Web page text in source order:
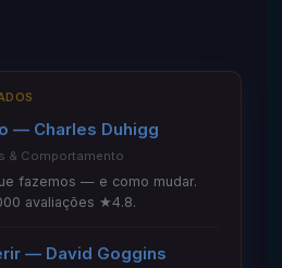
— Charles Duhigg
& Comportamento
fazemos — e como mudar.
avaliações ★4.8.
— David Goggins